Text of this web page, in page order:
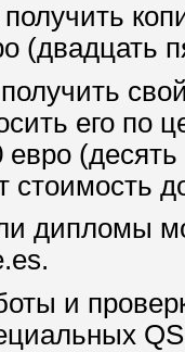
(двадцать
его по
дипломы
и